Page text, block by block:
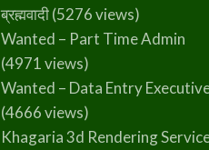
ब्रह्मवादी(5276 views)
Wanted – Part Time Admin
(4971 views)
Wanted – Data Entry
(4666 views)
Khagaria 3d Rendering